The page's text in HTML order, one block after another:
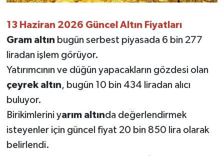
13 Haziran 2026 Güncel Altın Fiyatları
Gram altın bugün serbest piyasada 6 bin 277
liradan işlem görüyor.
Yatırımcının ve düğün yapacakların gözdesi olan
çeyrek altın, bugün 10 bin 434 liradan alıcı
buluyor.
Birikimlerini yarım altında değerlendirmek
isteyenler için güncel fiyat 20 bin 850 lira olarak
belirlendi.